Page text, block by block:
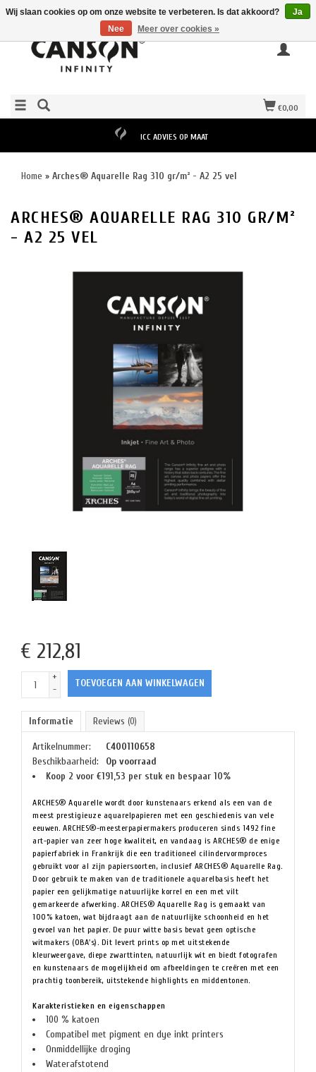
€0,00
ICC ADVIES OP MAAT
Home » Arches® Aquarelle Rag 310 gr/m² - A2 25 vel
ARCHES® AQUARELLE RAG 310 GR/M²
- A2 25 VEL
€ 212,81
+
-
TOEVOEGEN AAN WINKELWAGEN
Informatie Reviews (0)
Artikelnummer:
C400110658
Beschikbaarheid:
Op voorraad
Koop 2 voor €191,53 per stuk en bespaar 10%
ARCHES® Aquarelle wordt door kunstenaars erkend als een van de
meest prestigieuze aquarelpapieren met een geschiedenis van vele
eeuwen. ARCHES®-meesterpapiermakers produceren sinds 1492 fine
art-papier van zeer hoge kwaliteit, en vandaag is ARCHES® de enige
papierfabriek in Frankrijk die een traditioneel cilindervormproces
gebruikt voor al zijn papiersoorten, inclusief ARCHES® Aquarelle Rag.
Door gebruik te maken van de traditionele aquarelbasis heeft het
papier een gelijkmatige natuurlijke korrel en een met vilt
gemarkeerde afwerking. ARCHES® Aquarelle Rag is gemaakt van
100% katoen, wat bijdraagt aan de natuurlijke schoonheid en het
gevoel van het papier. De puur witte basis bevat geen optische
witmakers (OBA's). Dit levert prints op met uitstekende
kleurweergave, diepe zwarttinten, natuurlijk wit en biedt fotografen
en kunstenaars de mogelijkheid om afbeeldingen te creëren met een
prachtig toonbereik, uitstekende highlights en middentonen.
Karakteristieken en eigenschappen
100 % katoen
Compatibel met pigment en dye inkt printers
Onmiddellijke droging
Waterafstotend
Wij slaan cookies op om onze website te verbeteren. Is dat akkoord?
Ja
Nee
Meer over cookies »